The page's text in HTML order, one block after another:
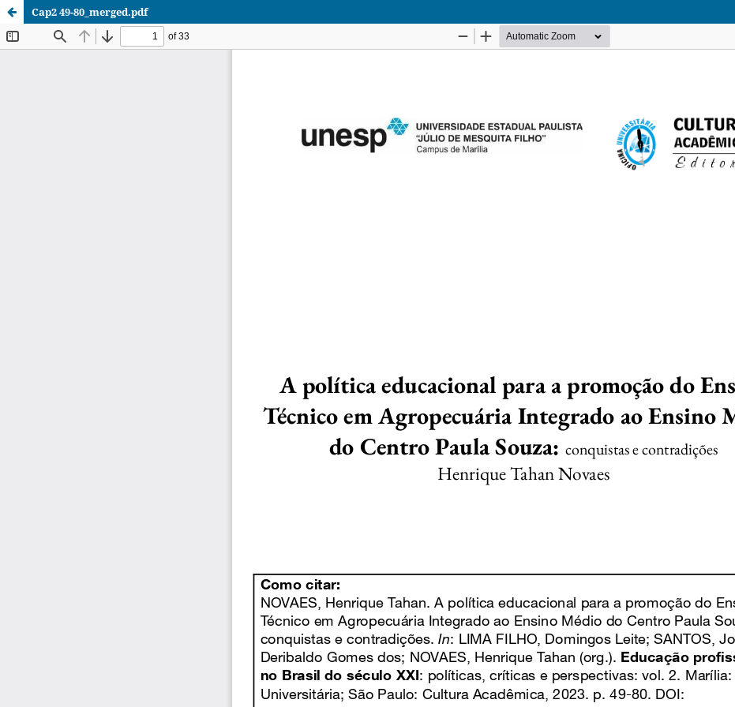
Cap2 49-80_merged.pdf